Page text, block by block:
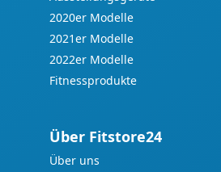
2020er Modelle
2021er Modelle
2022er Modelle
Fitnessprodukte
Über Fitstore24
Über uns